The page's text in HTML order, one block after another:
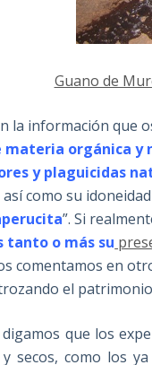
Guano de
la información que
materia orgánica y
y plaguicidas
como su
”. Si
tanto o más su
comentamos en
el
que los
secos, como los